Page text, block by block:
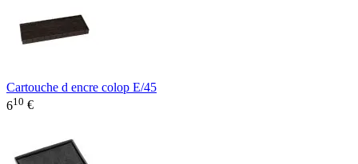
Cartouche d encre colop E/45
610 €